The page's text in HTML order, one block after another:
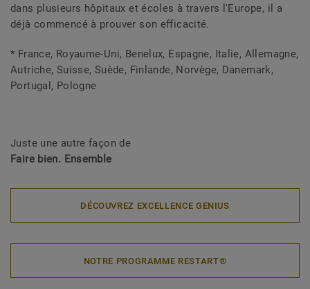
dans plusieurs hôpitaux et écoles à travers l'Europe, il a
déjà commencé à prouver son efficacité.
* France, Royaume-Uni, Benelux, Espagne, Italie, Allemagne,
Autriche, Suisse, Suède, Finlande, Norvège, Danemark,
Portugal, Pologne
Juste une autre façon de
Faire bien. Ensemble
DÉCOUVREZ EXCELLENCE GENIUS
NOTRE PROGRAMME RESTART®